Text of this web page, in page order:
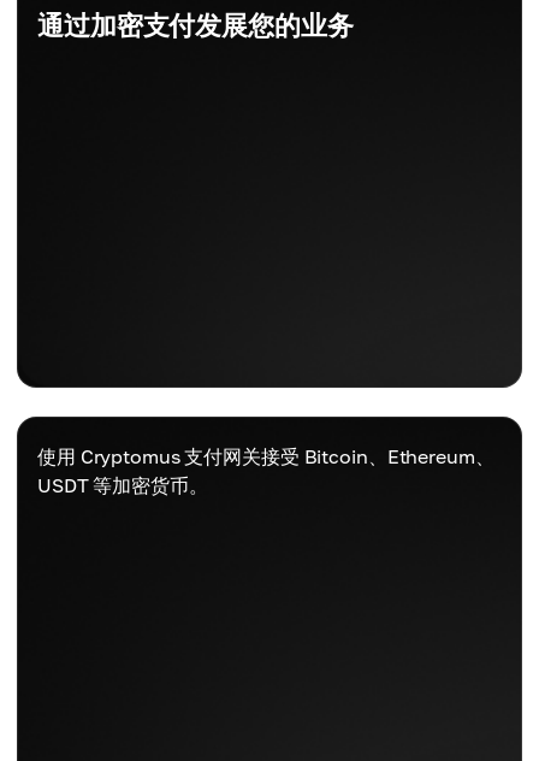
通过加密支付发展您的业务
使用 Cryptomus 支付网关接受 Bitcoin、Ethereum、
USDT 等加密货币。